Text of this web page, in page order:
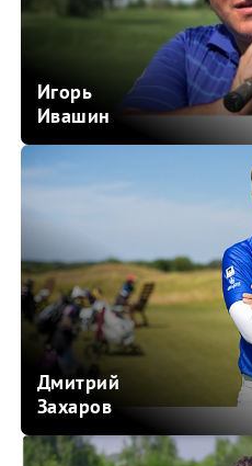
Игорь
Ивашин
Дмитрий
Захаров